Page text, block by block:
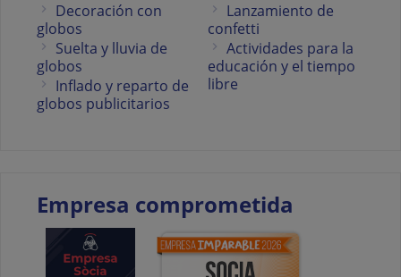
Decoración con
globos
Suelta y lluvia de
globos
Inflado y reparto de
globos publicitarios
Lanzamiento de
confetti
Actividades para la
educación y el tiempo
libre
Empresa comprometida